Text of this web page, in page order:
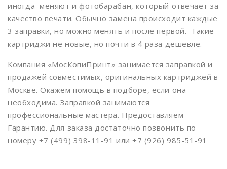
Имя*
иногда меняют и фотобарабан, который отвечает за
качество печати. Обычно замена происходит каждые
3 заправки, но можно менять и после первой. Такие
картриджи не новые, но почти в 4 раза дешевле.
Компания «МосКопиПринт» занимается заправкой и
продажей совместимых, оригинальных картриджей в
Москве. Окажем помощь в подборе, если она
необходима. Заправкой занимаются
профессиональные мастера. Предоставляем
Гарантию. Для заказа достаточно позвонить по
номеру +7 (499) 398-11-91 или +7 (926) 985-51-91